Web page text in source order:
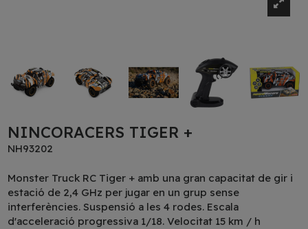
NINCORACERS TIGER +
NH93202
Monster Truck RC Tiger + amb una gran capacitat de gir i
estació de 2,4 GHz per jugar en un grup sense
interferències. Suspensió a les 4 rodes. Escala
d'acceleració progressiva 1/18. Velocitat 15 km / h